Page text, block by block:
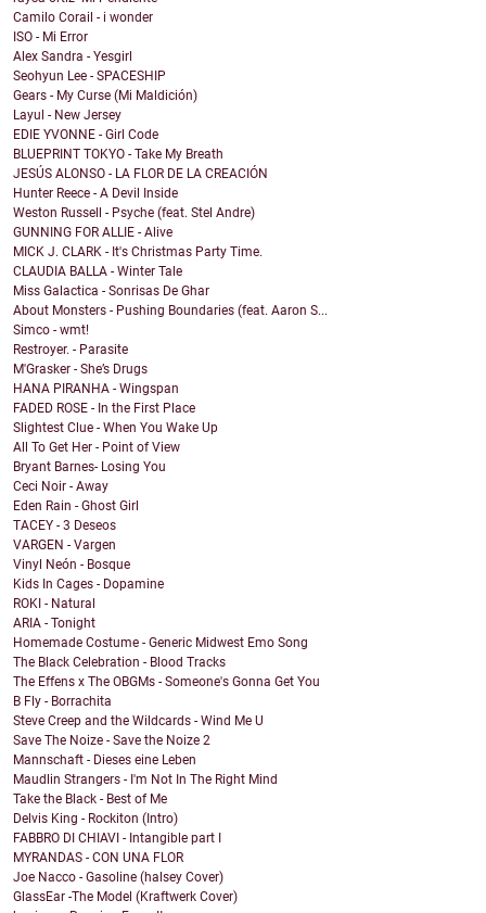
Camilo Corail - i wonder
ISO - Mi Error
Alex Sandra - Yesgirl
Seohyun Lee - SPACESHIP
Gears - My Curse (Mi Maldición)
Layul - New Jersey
EDIE YVONNE - Girl Code
BLUEPRINT TOKYO - Take My Breath
JESÚS ALONSO - LA FLOR DE LA CREACIÓN
Hunter Reece - A Devil Inside
Weston Russell - Psyche (feat. Stel Andre)
GUNNING FOR ALLIE - Alive
MICK J. CLARK - It's Christmas Party Time.
CLAUDIA BALLA - Winter Tale
Miss Galactica - Sonrisas De Ghar
About Monsters - Pushing Boundaries (feat. Aaron S...
Simco - wmt!
Restroyer. - Parasite
M'Grasker - She’s Drugs
HANA PIRANHA - Wingspan
FADED ROSE - In the First Place
Slightest Clue - When You Wake Up
All To Get Her - Point of View
Bryant Barnes- Losing You
Ceci Noir - Away
Eden Rain - Ghost Girl
TACEY - 3 Deseos
VARGEN - Vargen
Vinyl Neón - Bosque
Kids In Cages - Dopamine
ROKI - Natural
ARIA - Tonight
Homemade Costume - Generic Midwest Emo Song
The Black Celebration - Blood Tracks
The Effens x The OBGMs - Someone's Gonna Get You
B Fly - Borrachita
Steve Creep and the Wildcards - Wind Me U
Save The Noize - Save the Noize 2
Mannschaft - Dieses eine Leben
Maudlin Strangers - I'm Not In The Right Mind
Take the Black - Best of Me
Delvis King - Rockiton (Intro)
FABBRO DI CHIAVI - Intangible part I
MYRANDAS - CON UNA FLOR
Joe Nacco - Gasoline (halsey Cover)
GlassEar -The Model (Kraftwerk Cover)